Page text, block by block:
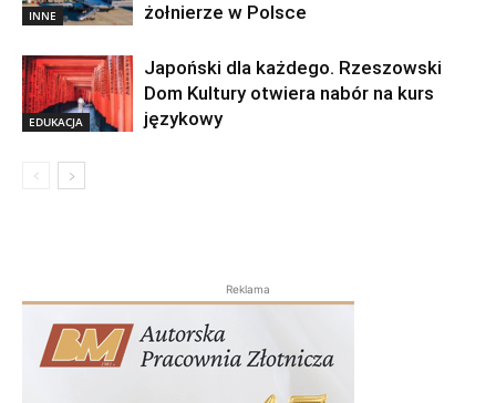
INNE
żołnierze w Polsce
EDUKACJA
Japoński dla każdego. Rzeszowski
Dom Kultury otwiera nabór na kurs
językowy
Reklama